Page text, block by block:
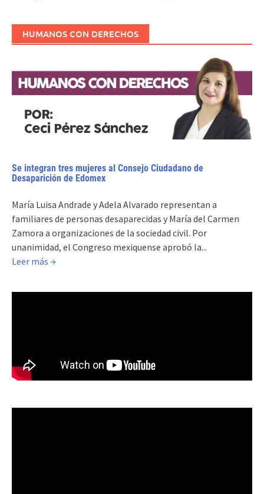
HUMANOS CON DERECHOS
Se integran tres mujeres al Consejo Ciudadano de
Desaparición de Edomex
María Luisa Andrade y Adela Alvarado representan a
familiares de personas desaparecidas y María del Carmen
Zamora a organizaciones de la sociedad civil. Por
unanimidad, el Congreso mexiquense aprobó la...
Leer más →